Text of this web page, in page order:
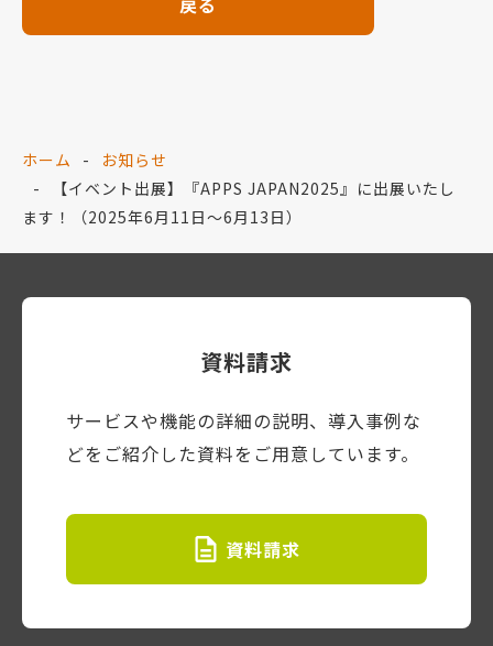
ホーム
お知らせ
【イベント出展】『APPS JAPAN2025』に出展いたし
ます！（2025年6月11日～6月13日）
資料請求
サービスや機能の詳細の説明、導入事例な
どをご紹介した資料をご用意しています。
資料請求